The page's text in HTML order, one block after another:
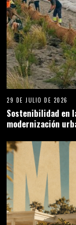
29 DE JULIO DE 2026
Sostenibilidad en
modernización